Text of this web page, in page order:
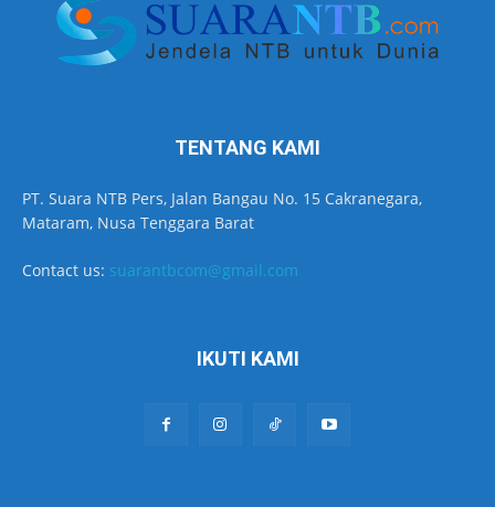
TENTANG KAMI
PT. Suara NTB Pers, Jalan Bangau No. 15 Cakranegara,
Mataram, Nusa Tenggara Barat
Contact us: suarantbcom@gmail.com
IKUTI KAMI